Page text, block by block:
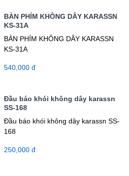
BÀN PHÍM KHÔNG DÂY KARASSN
KS-31A
BÀN PHÍM KHÔNG DÂY KARASSN
KS-31A
540,000 đ
Đầu báo khói không dây karassn
SS-168
Đầu báo khói không dây karassn SS-
168
250,000 đ